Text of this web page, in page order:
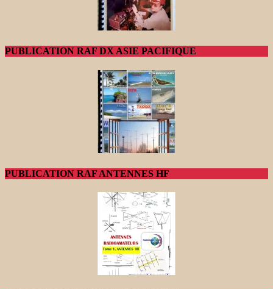
PUBLICATION RAF DX ASIE PACIFIQUE
PUBLICATION RAF ANTENNES HF